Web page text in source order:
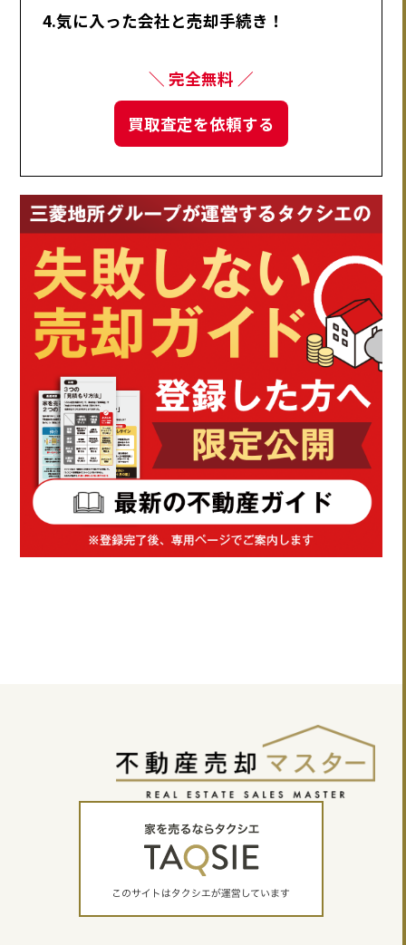
4.気に入った会社と売却手続き！
＼ 完全無料 ／
買取査定を依頼する